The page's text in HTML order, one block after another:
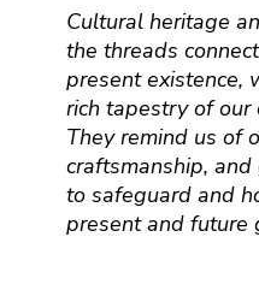
Cultural heritage
the threads
present existence,
rich tapestry of our
They remind us of
craftsmanship,
to safeguard and
present and future